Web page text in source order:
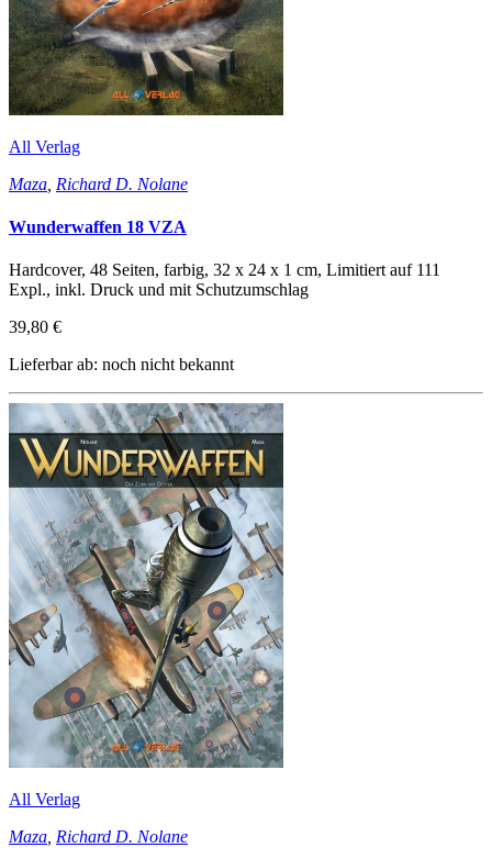
All Verlag
Maza Richard D. Nolane
Wunderwaffen 18 VZA
Hardcover, 48 Seiten, farbig, 32 x 24 x 1 cm, Limitiert auf 111
Expl., inkl. Druck und mit Schutzumschlag
39,80 €
Lieferbar ab: noch nicht bekannt
All Verlag
Maza Richard D. Nolane